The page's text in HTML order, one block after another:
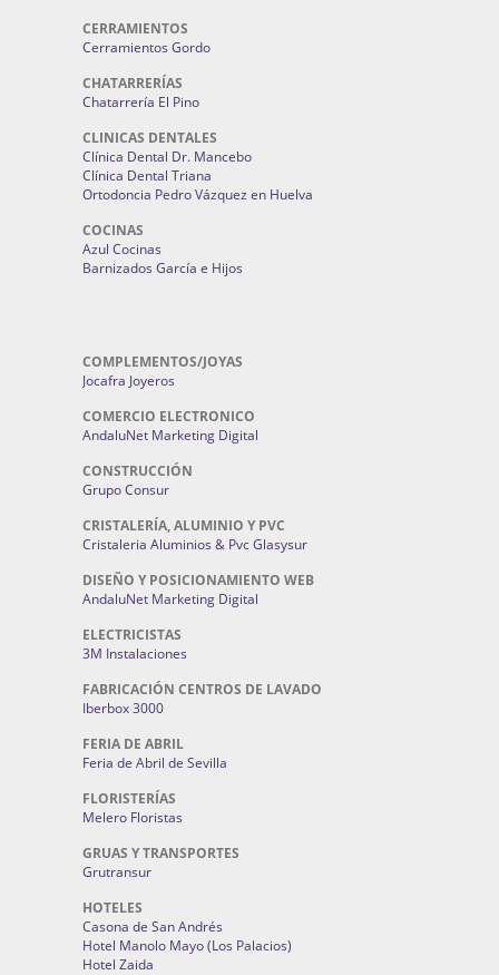
CERRAMIENTOS
Cerramientos Gordo
CHATARRERÍAS
Chatarrería El Pino
CLINICAS DENTALES
Clínica Dental Dr. Mancebo
Clínica Dental Triana
Ortodoncia Pedro Vázquez en Huelva
COCINAS
Azul Cocinas
Barnizados García e Hijos
COMPLEMENTOS/JOYAS
Jocafra Joyeros
COMERCIO ELECTRONICO
AndaluNet Marketing Digital
CONSTRUCCIÓN
Grupo Consur
CRISTALERÍA, ALUMINIO Y PVC
Cristaleria Aluminios & Pvc Glasysur
DISEÑO Y POSICIONAMIENTO WEB
AndaluNet Marketing Digital
ELECTRICISTAS
3M Instalaciones
FABRICACIÓN CENTROS DE LAVADO
Iberbox 3000
FERIA DE ABRIL
Feria de Abril de Sevilla
FLORISTERÍAS
Melero Floristas
GRUAS Y TRANSPORTES
Grutransur
HOTELES
Casona de San Andrés
Hotel Manolo Mayo (Los Palacios)
Hotel Zaida